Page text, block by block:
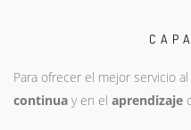
Para ofrecer el mejor servicio
continua y en el aprendizaje